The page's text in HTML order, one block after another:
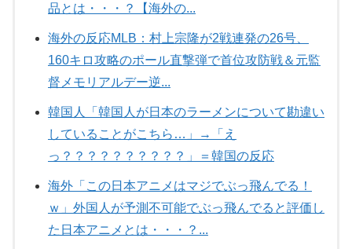
品とは・・・？【海外の...
海外の反応MLB：村上宗隆が2戦連発の26号、
160キロ攻略のポール直撃弾で首位攻防戦＆元監
督メモリアルデー逆...
韓国人「韓国人が日本のラーメンについて勘違い
していることがこちら…」→「え
っ？？？？？？？？？？」＝韓国の反応
海外「この日本アニメはマジでぶっ飛んでる！
ｗ」外国人が予測不可能でぶっ飛んでると評価し
た日本アニメとは・・・？...